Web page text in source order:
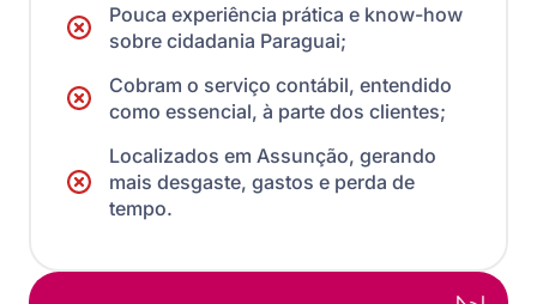
Pouca experiência prática e know-how
sobre cidadania Paraguai;
Cobram o serviço contábil, entendido
como essencial, à parte dos clientes;
Localizados em Assunção, gerando
mais desgaste, gastos e perda de
tempo.